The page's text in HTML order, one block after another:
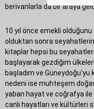
berivanlarla da bir araya
10 yıl önce emekli
olduktan sonra
kitaplar hepsi bu
başlayarak gezdiğim
başladım ve Güneydoğu'yu
nedeni ise muhteşem
yaban hayat ve coğrafya ile
canlı hayatları ve kültürleri